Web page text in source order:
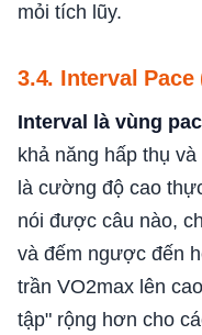
mỏi tích lũy.
3.4. Interval
Interval là vùng
khả năng hấp thụ
là cường độ cao
nói được câu nào,
và đếm ngược đến
trần VO2max lên
tập" rộng hơn cho